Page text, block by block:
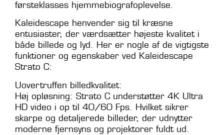
førsteklasses hjemmebiografoplevelse.
Kaleidescape henvender sig til kræsne
entusiaster, der værdsætter højeste kvalitet i
både billede og lyd. Her er nogle af de vigtigste
funktioner og egenskaber ved Kaleidescape
Strato C:
Uovertruffen billedkvalitet:
Høj opløsning: Strato C understøtter 4K Ultra
HD video i op til 40/60 Fps. Hvilket sikrer
skarpe og detaljerede billeder, der udnytter
moderne fjernsyns og projektorer fuldt ud.